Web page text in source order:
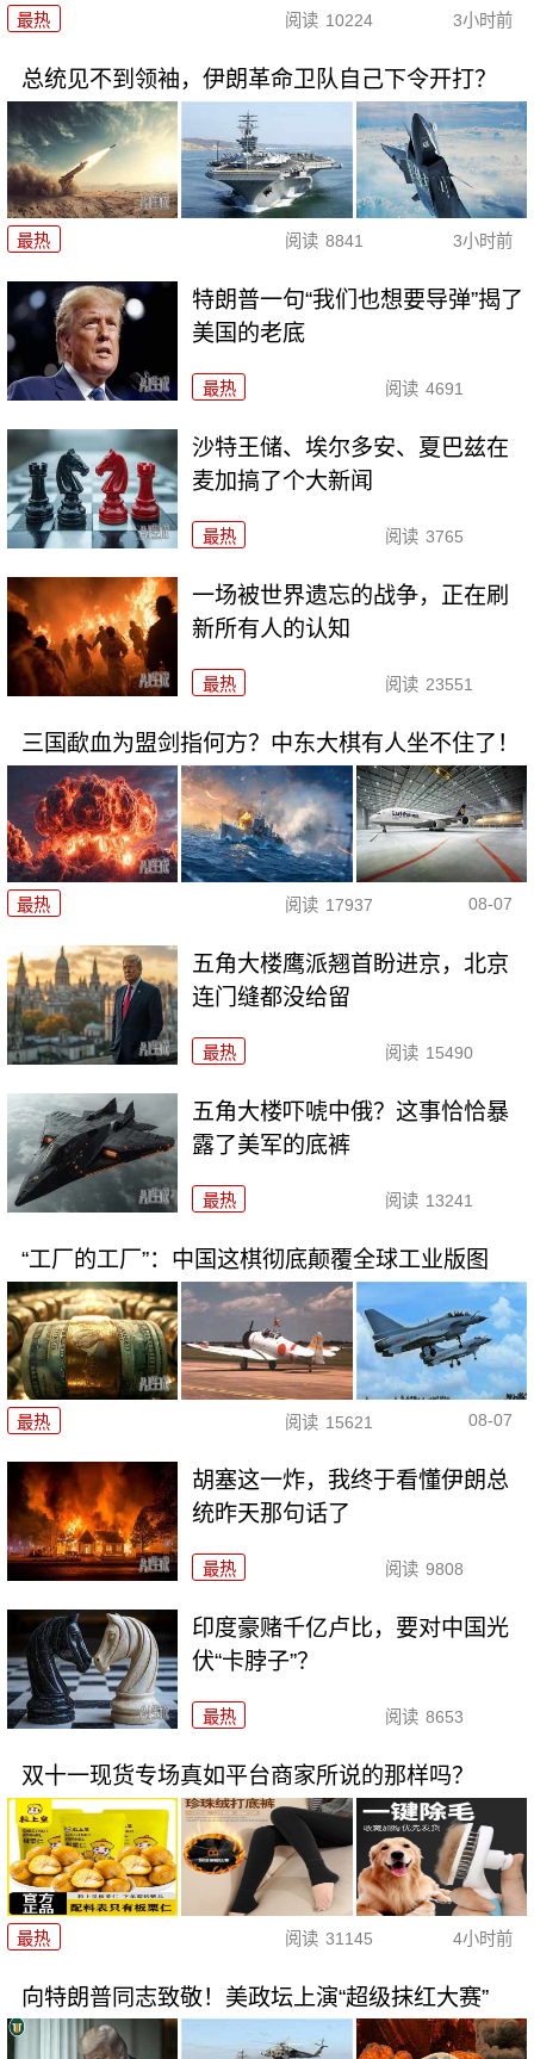
最热 阅读 10224 3小时前
总统见不到领袖，伊朗革命卫队自己下令开打？
最热 阅读 8841 3小时前
特朗普一句“我们也想要导弹”揭了
美国的老底
最热 阅读 4691
沙特王储、埃尔多安、夏巴兹在
麦加搞了个大新闻
最热 阅读 3765
一场被世界遗忘的战争，正在刷
新所有人的认知
最热 阅读 23551
三国歃血为盟剑指何方？中东大棋有人坐不住了！
最热 阅读 17937 08-07
五角大楼鹰派翘首盼进京，北京
连门缝都没给留
最热 阅读 15490
五角大楼吓唬中俄？这事恰恰暴
露了美军的底裤
最热 阅读 13241
“工厂的工厂”：中国这棋彻底颠覆全球工业版图
最热 阅读 15621 08-07
胡塞这一炸，我终于看懂伊朗总
统昨天那句话了
最热 阅读 9808
印度豪赌千亿卢比，要对中国光
伏“卡脖子”？
最热 阅读 8653
双十一现货专场真如平台商家所说的那样吗？
最热 阅读 31145 4小时前
向特朗普同志致敬！美政坛上演“超级抹红大赛”